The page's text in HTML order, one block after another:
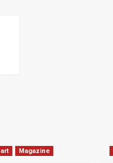
Magazine